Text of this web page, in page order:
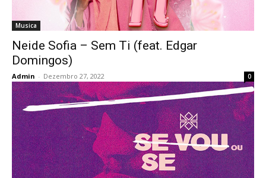
Musica
Neide Sofia – Sem Ti (feat. Edgar
Domingos)
Admin - Dezembro 27, 2022 0